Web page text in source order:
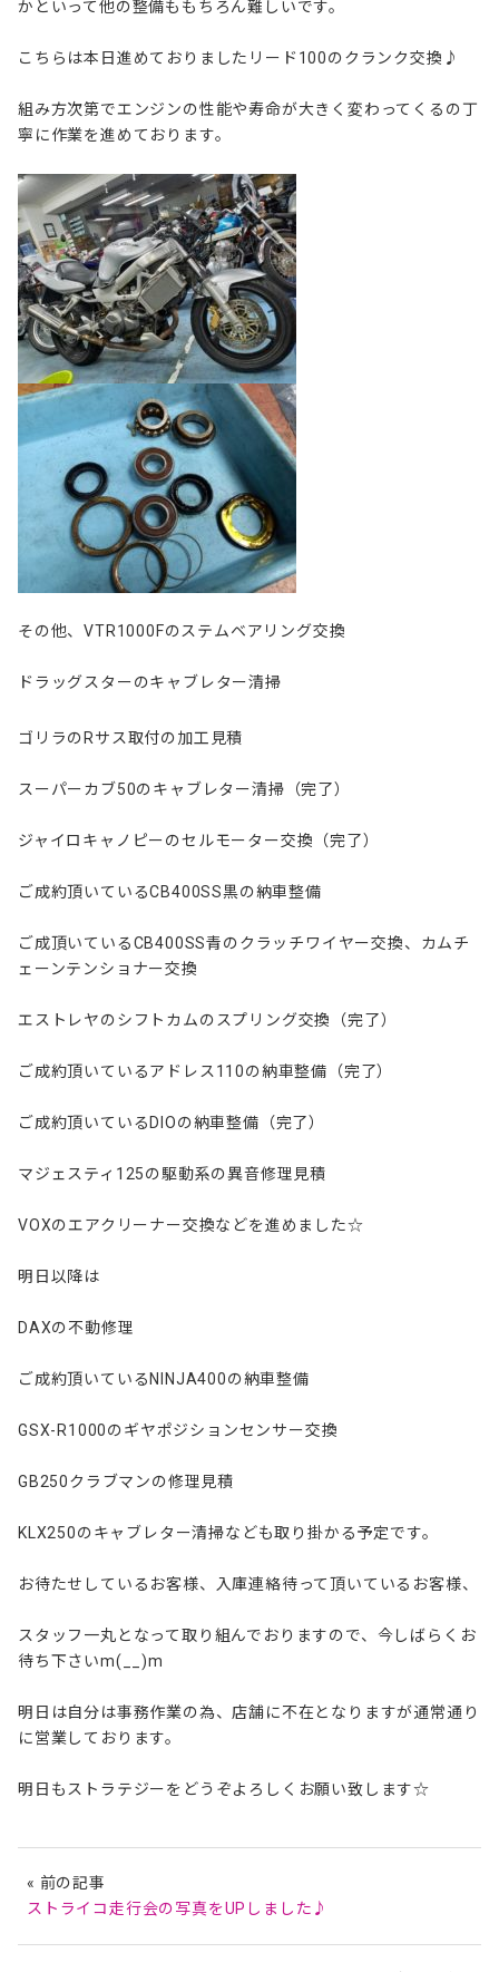
かといって他の整備ももちろん難しいです。
こちらは本日進めておりましたリード100のクランク交換♪
組み方次第でエンジンの性能や寿命が大きく変わってくるの丁
寧に作業を進めております。
その他、VTR1000Fのステムベアリング交換
ドラッグスターのキャブレター清掃
ゴリラのRサス取付の加工見積
スーパーカブ50のキャブレター清掃（完了）
ジャイロキャノピーのセルモーター交換（完了）
ご成約頂いているCB400SS黒の納車整備
ご成頂いているCB400SS青のクラッチワイヤー交換、カムチ
ェーンテンショナー交換
エストレヤのシフトカムのスプリング交換（完了）
ご成約頂いているアドレス110の納車整備（完了）
ご成約頂いているDIOの納車整備（完了）
マジェスティ125の駆動系の異音修理見積
VOXのエアクリーナー交換などを進めました☆
明日以降は
DAXの不動修理
ご成約頂いているNINJA400の納車整備
GSX-R1000のギヤポジションセンサー交換
GB250クラブマンの修理見積
KLX250のキャブレター清掃なども取り掛かる予定です。
お待たせしているお客様、入庫連絡待って頂いているお客様、
スタッフ一丸となって取り組んでおりますので、今しばらくお
待ち下さいm(__)m
明日は自分は事務作業の為、店舗に不在となりますが通常通り
に営業しております。
明日もストラテジーをどうぞよろしくお願い致します☆
« 前の記事
ストライコ走行会の写真をUPしました♪